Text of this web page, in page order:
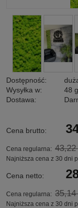
Dostępność:
Wysyłka w:
48
Dostawa:
Cena nie zawiera
Cena brutto:
Cena regularna: 43,22
Najniższa cena z 30 dni
Cena netto:
Cena regularna: 35,14
Najniższa cena z 30 dni